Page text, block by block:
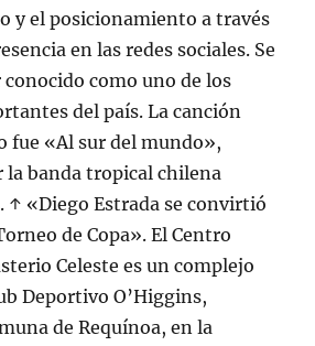
y el posicionamiento a través
en las redes sociales. Se
conocido como uno de los
del país. La canción
fue «Al sur del mundo»,
banda tropical chilena
↑ «Diego Estrada se convirtió
de Copa». El Centro
Celeste es un complejo
Deportivo O’Higgins,
de Requínoa, en la